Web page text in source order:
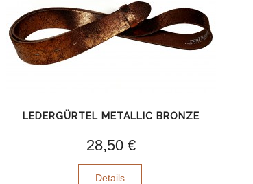
LEDERGÜRTEL METALLIC BRONZE
28,50 €
Details